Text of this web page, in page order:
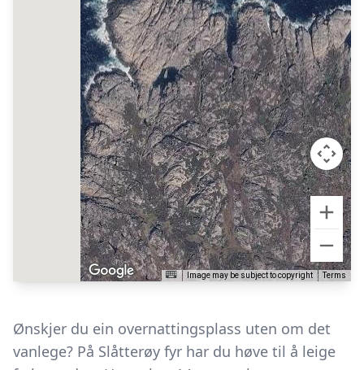
Image may be subject to copyright Terms
Ønskjer du ein overnattingsplass uten om det
vanlege? På Slåtterøy fyr har du høve til å leige